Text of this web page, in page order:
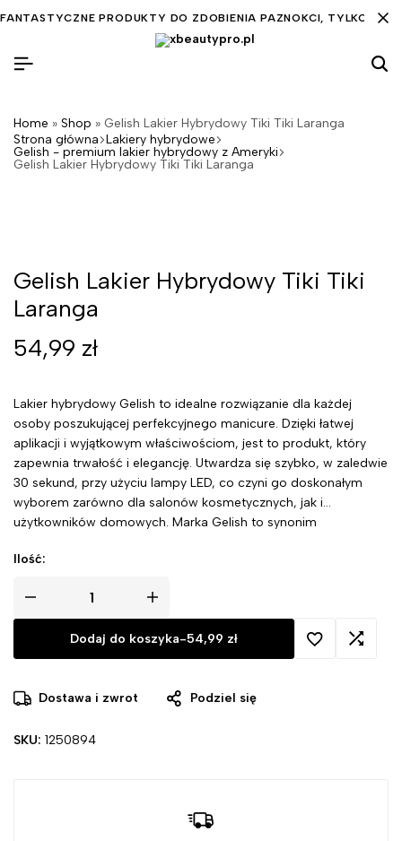
FANTASTYCZNE PRODUKTY DO ZDOBIENIA PAZNOKCI, TYLKO DLA
Home » Shop » Gelish Lakier Hybrydowy Tiki Tiki Laranga
Strona główna Lakiery hybrydowe
Gelish - premium lakier hybrydowy z Ameryki
Gelish Lakier Hybrydowy Tiki Tiki Laranga
Gelish Lakier Hybrydowy Tiki Tiki
Laranga
54,99 zł
Lakier hybrydowy Gelish to idealne rozwiązanie dla każdej
osoby poszukującej perfekcyjnego manicure. Dzięki łatwej
aplikacji i wyjątkowym właściwościom, jest to produkt, który
zapewnia trwałość i elegancję. Utwardza się szybko, w zaledwie
30 sekund, przy użyciu lampy LED, co czyni go doskonałym
wyborem zarówno dla salonów kosmetycznych, jak i
użytkowników domowych. Marka Gelish to synonim
stylizacji paznokci.
Ilość:
Dodaj do koszyka-54,99 zł
Dostawa i zwrot Podziel się
SKU: 1250894